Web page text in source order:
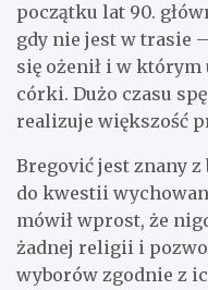
początku lat 90.
gdy nie jest w trasie
się ożenił i w którym
córki. Dużo czasu
realizuje większość
Bregović jest znany
do kwestii
mówił wprost, że
żadnej religii i
wyborów zgodnie z